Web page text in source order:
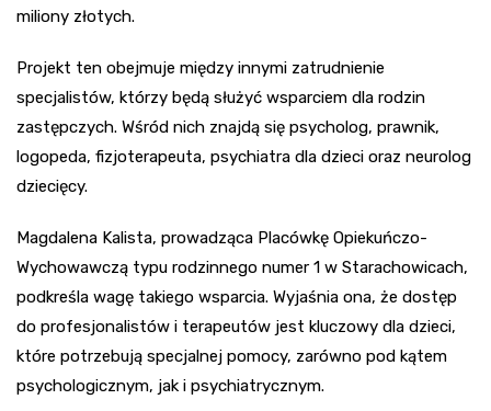
miliony złotych.
Projekt ten obejmuje między innymi zatrudnienie
specjalistów, którzy będą służyć wsparciem dla rodzin
zastępczych. Wśród nich znajdą się psycholog, prawnik,
logopeda, fizjoterapeuta, psychiatra dla dzieci oraz neurolog
dziecięcy.
Magdalena Kalista, prowadząca Placówkę Opiekuńczo-
Wychowawczą typu rodzinnego numer 1 w Starachowicach,
podkreśla wagę takiego wsparcia. Wyjaśnia ona, że dostęp
do profesjonalistów i terapeutów jest kluczowy dla dzieci,
które potrzebują specjalnej pomocy, zarówno pod kątem
psychologicznym, jak i psychiatrycznym.